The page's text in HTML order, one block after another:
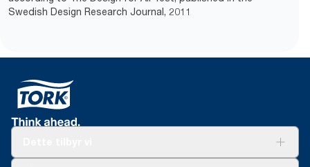
Swedish Design Research Journal, 2011